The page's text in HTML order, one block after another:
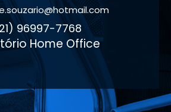
96997-7768
Home Office